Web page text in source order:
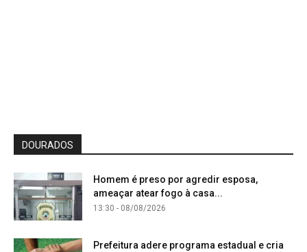
DOURADOS
Homem é preso por agredir esposa,
ameaçar atear fogo à casa...
13:30 - 08/08/2026
Prefeitura adere programa estadual e cria